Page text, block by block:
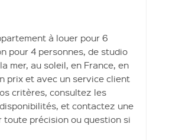
à louer pour 6
pour 4 personnes, de studio
mer, au soleil, en France, en
prix et avec un service client
critères, consultez les
et contactez une
précision ou question si